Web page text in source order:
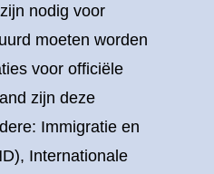
nodig voor
moeten worden
voor officiële
zijn deze
Immigratie en
Internationale